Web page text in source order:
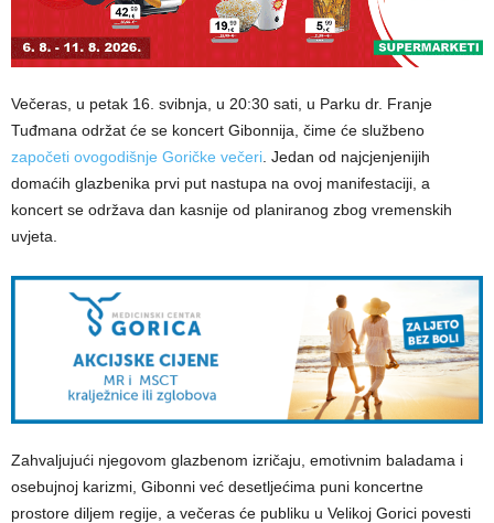
Večeras, u petak 16. svibnja, u 20:30 sati, u Parku dr. Franje
Tuđmana održat će se koncert Gibonnija, čime će službeno
započeti ovogodišnje Goričke večeri . Jedan od najcjenjenijih
domaćih glazbenika prvi put nastupa na ovoj manifestaciji, a
koncert se održava dan kasnije od planiranog zbog vremenskih
uvjeta.
Zahvaljujući njegovom glazbenom izričaju, emotivnim baladama i
osebujnoj karizmi, Gibonni već desetljećima puni koncertne
prostore diljem regije, a večeras će publiku u Velikoj Gorici povesti